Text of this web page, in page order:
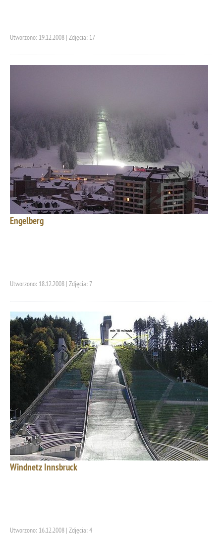
Utworzono: 19.12.2008 | Zdjęcia: 17
Engelberg
Utworzono: 18.12.2008 | Zdjęcia: 7
Windnetz Innsbruck
Utworzono: 16.12.2008 | Zdjęcia: 4